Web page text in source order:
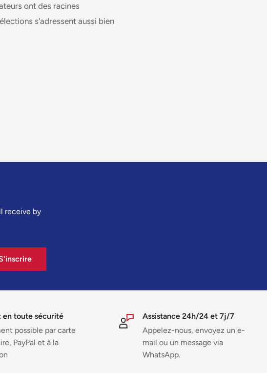
ont des racines
s'adressent aussi bien
receive by
en toute sécurité
possible par carte
PayPal et à la
Assistance 24h/24 et 7j/7
Appelez-nous, envoyez un e-
mail ou un message via
WhatsApp.